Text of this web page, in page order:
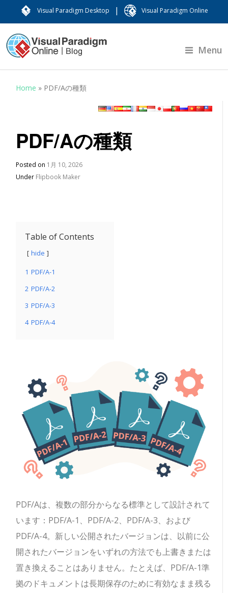
Visual Paradigm Desktop | Visual Paradigm Online
Menu
Home » PDF/Aの種類
PDF/Aの種類
Posted on 1月 10, 2026
Under Flipbook Maker
Table of Contents
hide
1 PDF/A-1
2 PDF/A-2
3 PDF/A-3
4 PDF/A-4
PDF/Aは、複数の部分からなる標準として設計されて
います：PDF/A-1、PDF/A-2、PDF/A-3、および
PDF/A-4。新しい公開されたバージョンは、以前に公
開されたバージョンをいずれの方法でも上書きまたは
置き換えることはありません。たとえば、PDF/A-1準
拠のドキュメントは長期保存のために有効なまま残る